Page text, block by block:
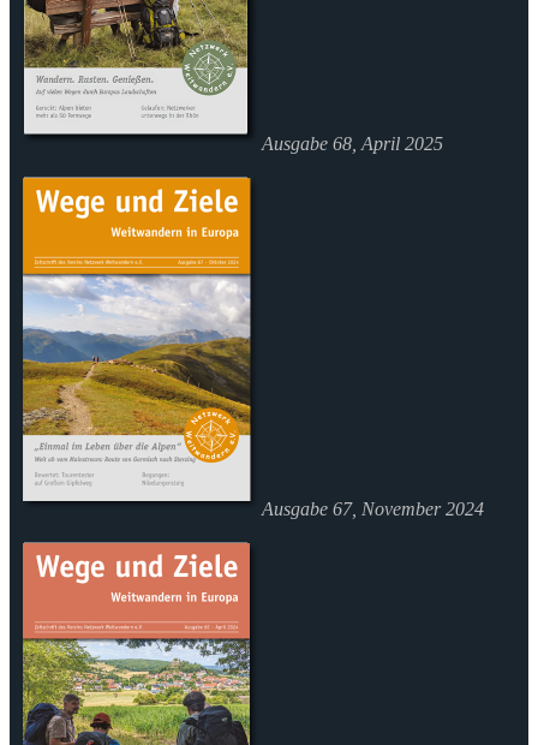
Ausgabe 68, April 2025
Ausgabe 67, November 2024